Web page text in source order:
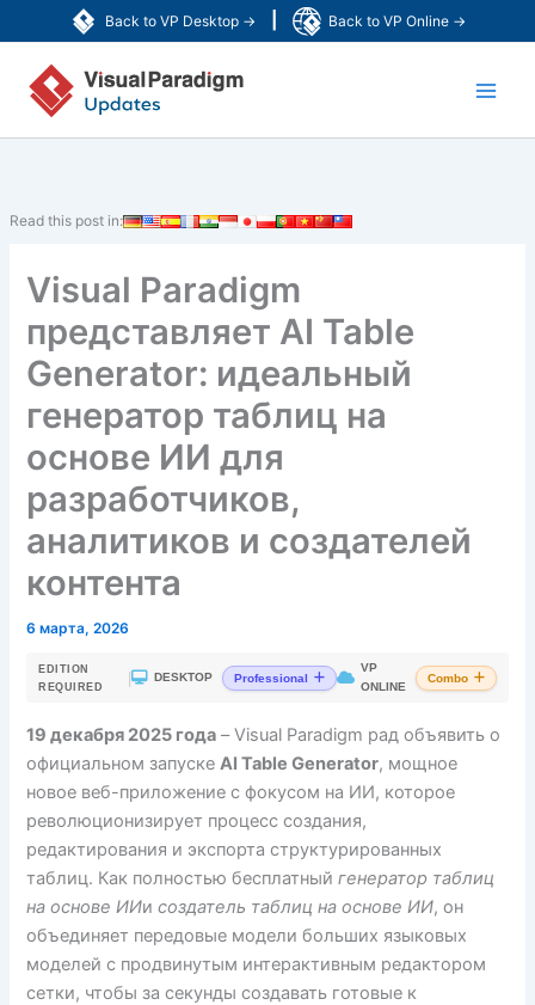
Back to VP Desktop → Back to VP Online →
к
содержимому
Read this post in:
Visual Paradigm
представляет AI Table
Generator: идеальный
генератор таблиц на
основе ИИ для
разработчиков,
аналитиков и создателей
контента
6 марта, 2026
EDITION
REQUIRED
DESKTOP Professional
VP
ONLINE
Combo
19 декабря 2025 года – Visual Paradigm рад объявить о
официальном запускеAI Table Generator, мощное
новое веб-приложение с фокусом на ИИ, которое
революционизирует процесс создания,
редактирования и экспорта структурированных
таблиц. Как полностью бесплатныйгенератор таблиц
на основе ИИисоздатель таблиц на основе ИИ, он
объединяет передовые модели больших языковых
моделей с продвинутым интерактивным редактором
сетки, чтобы за секунды создавать готовые к